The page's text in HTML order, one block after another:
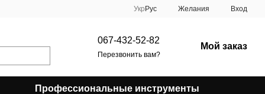
Укр Рус Желания Вход
067-432-52-82
Перезвонить вам?
Мой заказ
Профессиональные инструменты